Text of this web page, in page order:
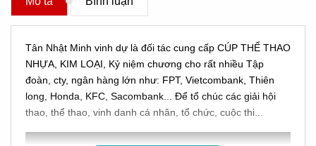
Tân Nhật Minh vinh dự là đối tác cung cấp CÚP THỂ THAO
NHỰA, KIM LOẠI, Kỷ niệm chương cho rất nhiều Tập
đoàn, cty, ngân hàng lớn như: FPT, Vietcombank, Thiên
long, Honda, KFC, Sacombank... Để tổ chúc các giải hội
thao, thể thao, vinh danh cá nhân, tổ chức, cuộc thi...